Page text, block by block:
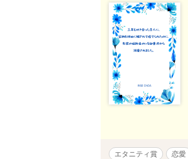
エタニティ賞 恋愛